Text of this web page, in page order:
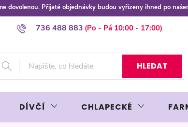
dovolenou. Přijaté objednávky budou vyřízeny ihned po
736 488 883
podmínky Podmínky ochrany osobních údajů
HLEDAT
DÍVČÍ CHLAPECKÉ